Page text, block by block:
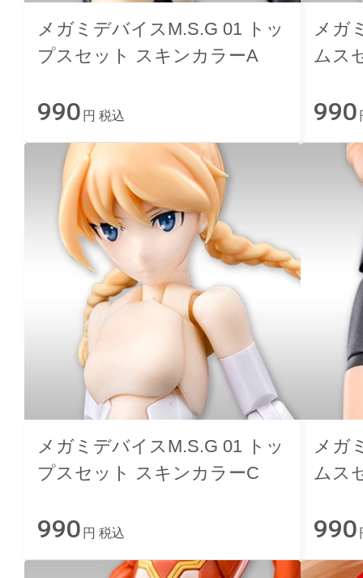
メガミデバイスM.S.G 01 トッ
プスセット スキンカラーA
990 円 税込
メガ
ムス
990
メガミデバイスM.S.G 01 トッ
プスセット スキンカラーC
990 円 税込
メガ
ムス
990